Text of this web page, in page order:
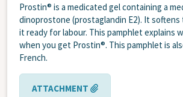
Prostin® is a medicated gel containing a
dinoprostone (prostaglandin E2). It
it ready for labour. This pamphlet explains
when you get Prostin®. This pamphlet is
French.
ATTACHMENT